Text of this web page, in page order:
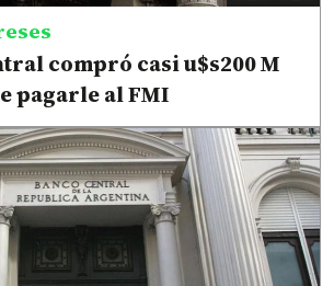
compró casi u$s200 M
pagarle al FMI